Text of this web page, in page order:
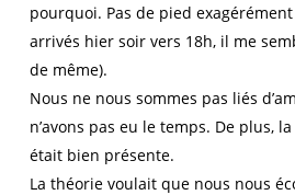
pourquoi. Pas de pied
arrivés hier soir vers 18h, il me
de même).
Nous ne nous sommes pas liés
n’avons pas eu le temps. De plus,
était bien présente.
La théorie voulait que nous nous